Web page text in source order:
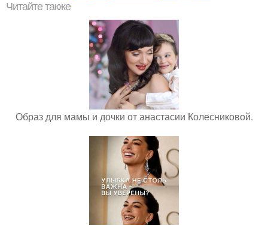
Читайте также
Образ для мамы и дочки от анастасии Колесниковой.